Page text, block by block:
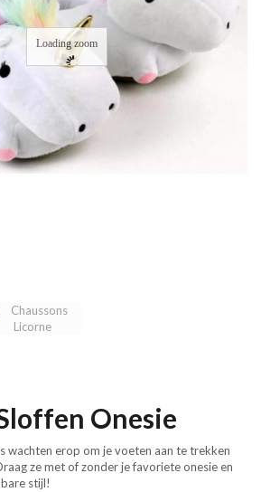
Loading zoom
Onesie
wachten erop om je voeten aan te trekken
ze met of zonder je favoriete onesie en
stijl!